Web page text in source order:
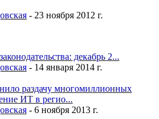
- 23 ноября 2012 г.
декабрь 2...
- 14 января 2014 г.
раздачу многомиллионных
ИТ в регио...
- 6 ноября 2013 г.